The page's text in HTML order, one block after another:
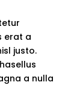
erat a
justo.
a nulla